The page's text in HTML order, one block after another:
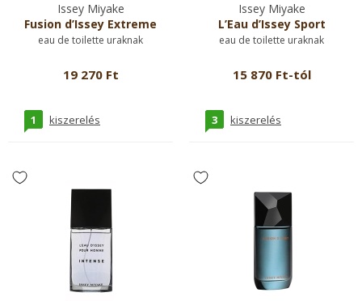
Issey Miyake
Fusion d’Issey Extreme
eau de toilette uraknak
19 270 Ft
1 kiszerelés
Issey Miyake
L’Eau d’Issey Sport
eau de toilette uraknak
15 870 Ft-tól
3 kiszerelés